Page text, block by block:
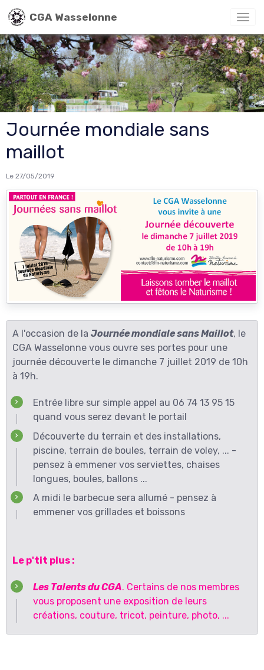
CGA Wasselonne
Journée mondiale sans
maillot
Le 27/05/2019
A l'occasion de la Journée mondiale sans Maillot, le
CGA Wasselonne vous ouvre ses portes pour une
journée découverte le dimanche 7 juillet 2019 de 10h
à 19h.
Entrée libre sur simple appel au 06 74 13 95 15
quand vous serez devant le portail
Découverte du terrain et des installations,
piscine, terrain de boules, terrain de voley, ... -
pensez à emmener vos serviettes, chaises
longues, boules, ballons ...
A midi le barbecue sera allumé - pensez à
emmener vos grillades et boissons
Le p'tit plus :
Les Talents du CGA. Certains de nos membres
vous proposent une exposition de leurs
créations, couture, tricot, peinture, photo, ...